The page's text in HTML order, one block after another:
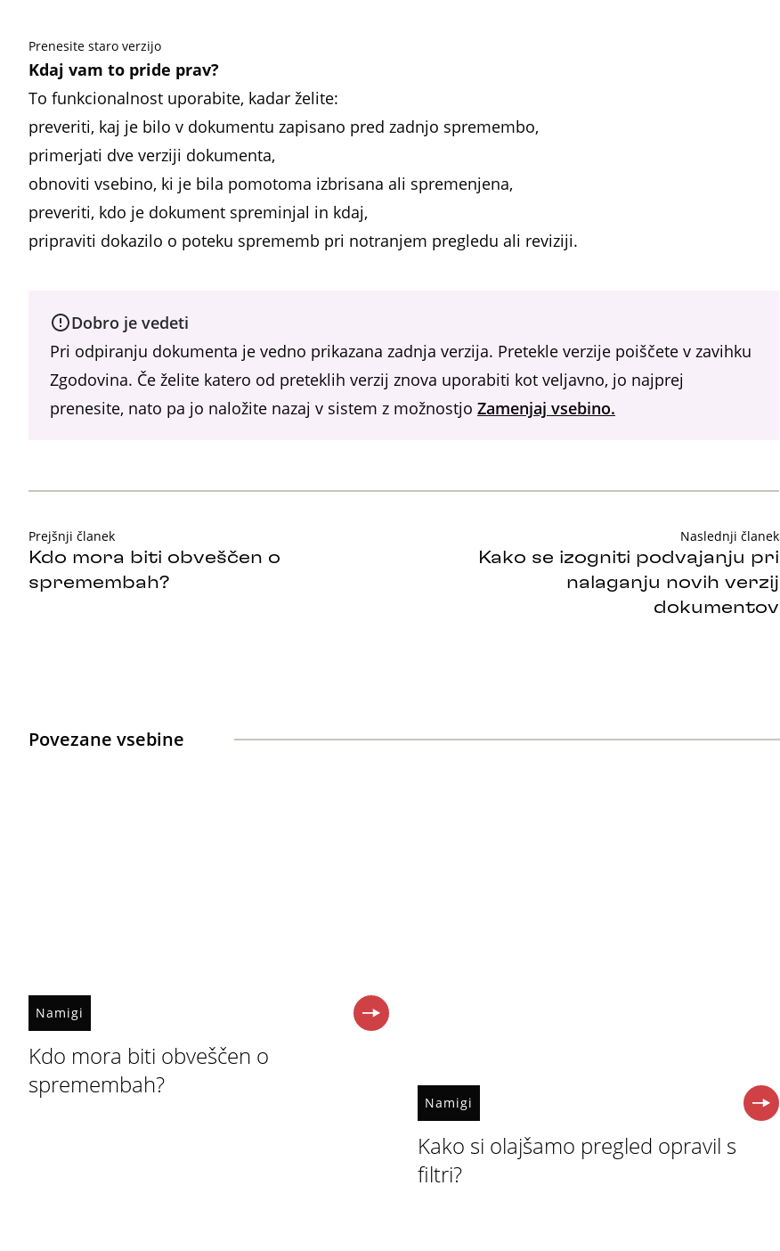
Prenesite staro verzijo
Kdaj vam to pride prav?
To funkcionalnost uporabite, kadar želite:
preveriti, kaj je bilo v dokumentu zapisano pred zadnjo spremembo,
primerjati dve verziji dokumenta,
obnoviti vsebino, ki je bila pomotoma izbrisana ali spremenjena,
preveriti, kdo je dokument spreminjal in kdaj,
pripraviti dokazilo o poteku sprememb pri notranjem pregledu ali reviziji.
Dobro je vedeti
Pri odpiranju dokumenta je vedno prikazana zadnja verzija. Pretekle verzije poiščete v zavihku
Zgodovina. Če želite katero od preteklih verzij znova uporabiti kot veljavno, jo najprej
prenesite, nato pa jo naložite nazaj v sistem z možnostjo Zamenjaj vsebino.
Prejšnji članek
Kdo mora biti obveščen o
spremembah?
Naslednji članek
Kako se izogniti podvajanju pri
nalaganju novih verzij
dokumentov
Povezane vsebine
Namigi
Kdo mora biti obveščen o
spremembah?
Namigi
Kako si olajšamo pregled opravil s
filtri?